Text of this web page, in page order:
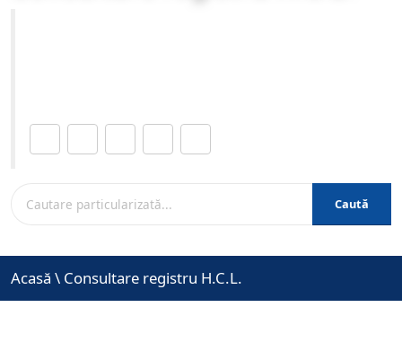
Caută
Acasă \ Consultare registru H.C.L.